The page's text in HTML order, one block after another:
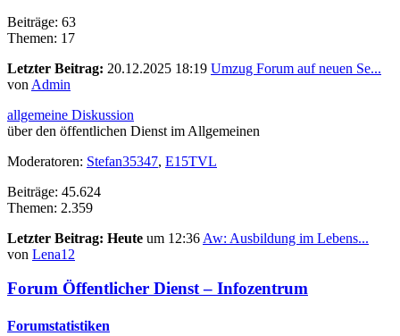
Beiträge: 63
Themen: 17
Letzter Beitrag: 20.12.2025 18:19 Umzug Forum auf neuen Se...
von Admin
allgemeine Diskussion
über den öffentlichen Dienst im Allgemeinen
Moderatoren: Stefan35347, E15TVL
Beiträge: 45.624
Themen: 2.359
Letzter Beitrag: Heute um 12:36 Aw: Ausbildung im Lebens...
von Lena12
Forum Öffentlicher Dienst – Infozentrum
Forumstatistiken